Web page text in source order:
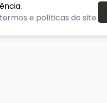
e políticas do site.